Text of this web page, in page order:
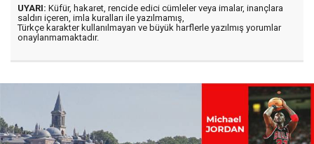
UYARI: Küfür, hakaret, rencide edici cümleler veya imalar, inançlara
saldırı içeren, imla kuralları ile yazılmamış,
Türkçe karakter kullanılmayan ve büyük harflerle yazılmış yorumlar
onaylanmamaktadır.